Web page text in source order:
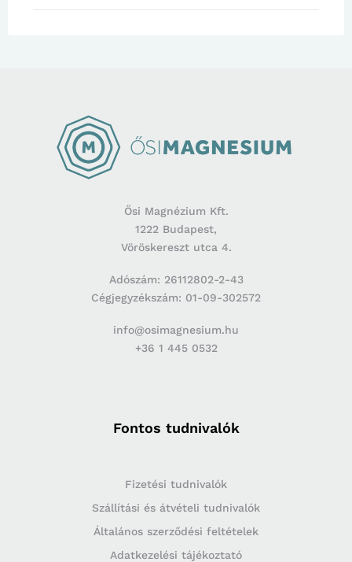
Ősi Magnézium Kft.
1222 Budapest,
Vöröskereszt utca 4.
Adószám: 26112802-2-43
Cégjegyzékszám: 01-09-302572
info@osimagnesium.hu
+36 1 445 0532
Fontos tudnivalók
Fizetési tudnivalók
Szállítási és átvételi tudnivalók
Általános szerződési feltételek
Adatkezelési tájékoztató